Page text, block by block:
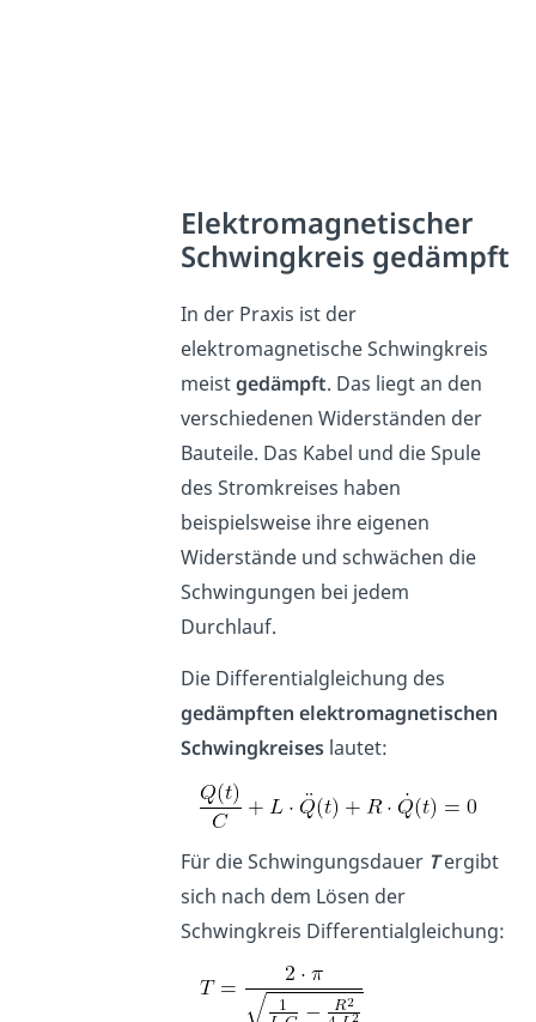
Elektromagnetischer
Schwingkreis gedämpft
In der Praxis ist der
elektromagnetische Schwingkreis
meistgedämpft. Das liegt an den
verschiedenen Widerständen der
Bauteile. Das Kabel und die Spule
des Stromkreises haben
beispielsweise ihre eigenen
Widerstände und schwächen die
Schwingungen bei jedem
Durchlauf.
Die Differentialgleichung des
gedämpften elektromagnetischen
Schwingkreiseslautet:
Für die Schwingungsdauer Tergibt
sich nach dem Lösen der
Schwingkreis Differentialgleichung: